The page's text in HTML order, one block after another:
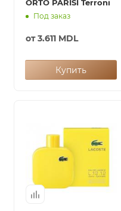
ORTO PARISI Terroni
Под заказ
от3.611 MDL
Купить